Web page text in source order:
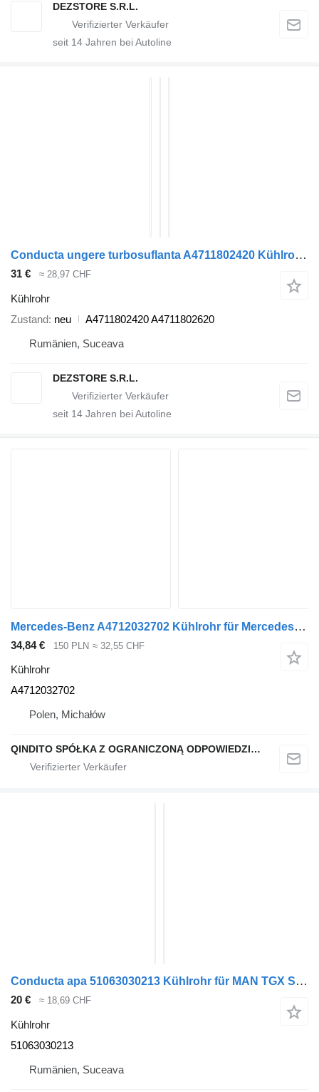
DEZSTORE S.R.L.
seit 14 Jahren bei Autoline
Conducta ungere turbosuflanta A4711802420 Kühlrohr für Mercedes-Benz ACTROS MP4 Sattelzugmaschine
31 € ≈ 28,97 CHF
Kühlrohr
Zustand neu
A4711802420 A4711802620
Rumänien, Suceava
DEZSTORE S.R.L.
seit 14 Jahren bei Autoline
Mercedes-Benz A4712032702 Kühlrohr für Mercedes-Benz ACTROS MP4 Sattelzugmaschine
34,84 € 150 PLN ≈ 32,55 CHF
Kühlrohr
A4712032702
Polen, Michałów
QINDITO SPÓŁKA Z OGRANICZONĄ ODPOWIEDZIALNOŚCIĄ
Conducta apa 51063030213 Kühlrohr für MAN TGX Sattelzugmaschine
20 € ≈ 18,69 CHF
Kühlrohr
51063030213
Rumänien, Suceava